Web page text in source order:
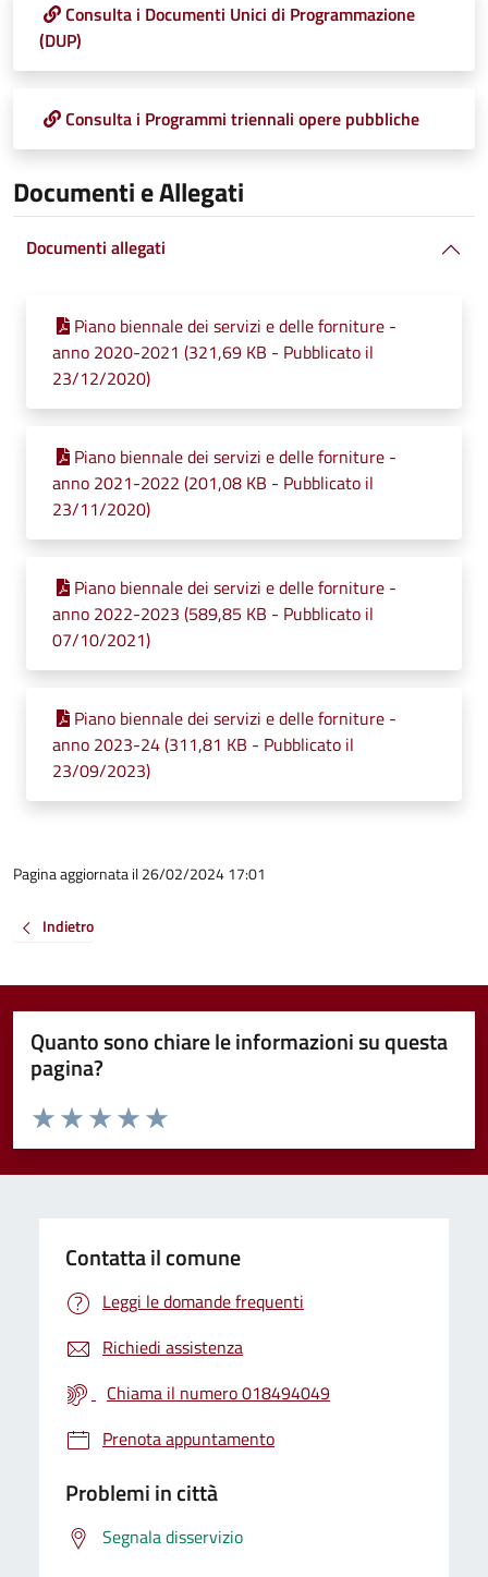
Consulta i Documenti Unici di Programmazione
(DUP)
Consulta i Programmi triennali opere pubbliche
Documenti e Allegati
Documenti allegati
Piano biennale dei servizi e delle forniture -
anno 2020-2021 (321,69 KB - Pubblicato il
23/12/2020)
Piano biennale dei servizi e delle forniture -
anno 2021-2022 (201,08 KB - Pubblicato il
23/11/2020)
Piano biennale dei servizi e delle forniture -
anno 2022-2023 (589,85 KB - Pubblicato il
07/10/2021)
Piano biennale dei servizi e delle forniture -
anno 2023-24 (311,81 KB - Pubblicato il
23/09/2023)
Pagina aggiornata il 26/02/2024 17:01
Indietro
Quanto sono chiare le informazioni su questa
pagina?
Valuta da 1 a 5 stelle la pagina
Valuta 5 stelle su 5
Valuta 4 stelle su 5
Valuta 3 stelle su 5
Valuta 2 stelle su 5
Valuta 1 stelle su 5
Contatta il comune
Leggi le domande frequenti
Richiedi assistenza
Chiama il numero 018494049
Prenota appuntamento
Problemi in città
Segnala disservizio